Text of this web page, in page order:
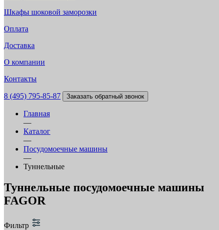
Шкафы шоковой заморозки
Оплата
Доставка
О компании
Контакты
8 (495) 795-85-87 Заказать обратный звонок
Главная
—
Каталог
—
Посудомоечные машины
—
Туннельные
Туннельные посудомоечные машины
FAGOR
Фильтр